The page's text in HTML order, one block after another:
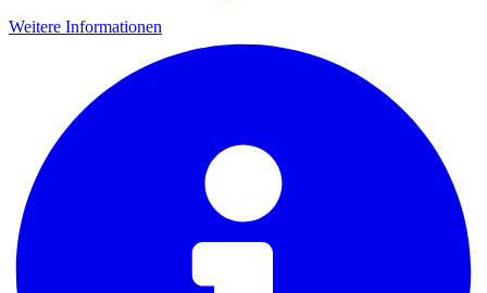
Weitere Informationen